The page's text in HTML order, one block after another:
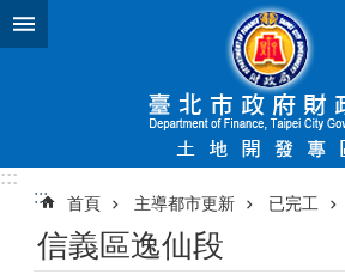
跳到主要內容區塊
:::
:::
首頁 主導都市更新 已完工
信義區逸仙段